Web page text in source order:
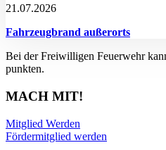
21.07.2026
Fahrzeugbrand außerorts
Bei der Freiwilligen Feuerwehr
punkten.
MACH MIT!
Mitglied Werden
Fördermitglied werden